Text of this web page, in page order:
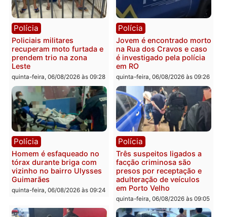
Tragédia na BR-364:
colisão entre caminhão e
carro deixa quatro mortos
em Porto Velho
quinta-feira, 06/08/2026 às 20:51
Ministro Dias Tofolli , do
TSE, determina
e processamento da
que pode levar à perda
mandato da prefeita de
Pimenta Bueno
quinta-feira, 06/08/2026 às
Polícia
Policiais militares
recuperam moto furtada e
prendem trio na zona
Leste
quinta-feira, 06/08/2026 às 09:28
Polícia
Jovem é encontrado
na Rua dos Cravos e
é investigado pela
em RO
quinta-feira, 06/08/2026 às